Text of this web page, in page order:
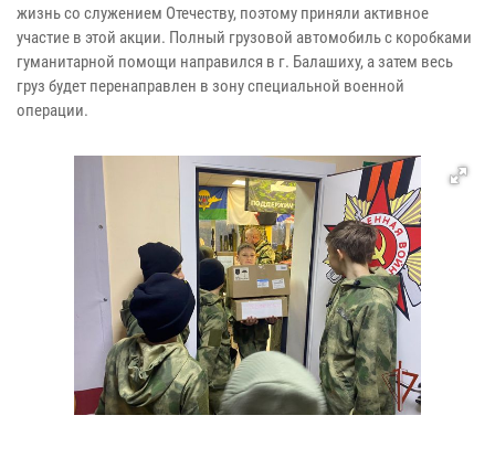
жизнь со служением Отечеству, поэтому приняли активное
участие в этой акции. Полный грузовой автомобиль с коробками
гуманитарной помощи направился в г. Балашиху, а затем весь
груз будет перенаправлен в зону специальной военной
операции.